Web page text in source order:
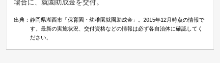
場合に、就園助成金を交付。
出典：静岡県湖西市「保育園・幼稚園就園助成金」。2015年12月時点の情報で
す。最新の実施状況、交付資格などの情報は必ず各自治体に確認してく
ださい。